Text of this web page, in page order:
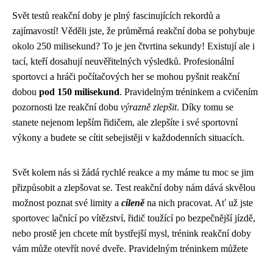
Svět testů reakční doby je plný fascinujících rekordů a
zajímavostí! Věděli jste, že průměrná reakční doba se pohybuje
okolo 250 milisekund? To je jen čtvrtina sekundy! Existují ale i
tací, kteří dosahují neuvěřitelných výsledků. Profesionální
sportovci a hráči počítačových her se mohou pyšnit reakční
dobou pod 150 milisekund. Pravidelným tréninkem a cvičením
pozornosti lze reakční dobu výrazně zlepšit. Díky tomu se
stanete nejenom lepším řidičem, ale zlepšíte i své sportovní
výkony a budete se cítit sebejistěji v každodenních situacích.
Svět kolem nás si žádá rychlé reakce a my máme tu moc se jim
přizpůsobit a zlepšovat se. Test reakční doby nám dává skvělou
možnost poznat své limity a cíleněna nich pracovat. Ať už jste
sportovec lačnící po vítězství, řidič toužící po bezpečnější jízdě,
nebo prostě jen chcete mít bystřejší mysl, trénink reakční doby
vám může otevřít nové dveře. Pravidelným tréninkem můžete